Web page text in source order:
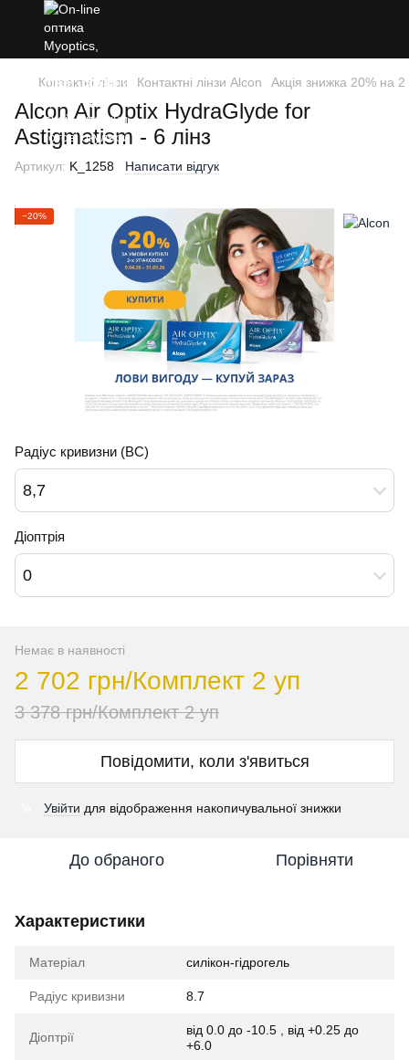
Контактні лінзи Контактні лінзи Alcon Акція знижка 20% на
Alcon Air Optix HydraGlyde for
Astigmatism - 6 лінз
Артикул: K_1258 Написати відгук
−20%
Радіус кривизни (BC)
8,7
Діоптрія
0
Немає в наявності
2 702 грн/Комплект 2 уп
3 378 грн/Комплект 2 уп
Повідомити, коли з'явиться
Увійти для відображення накопичувальної знижки
До обраного Порівняти
Характеристики
Матеріал силікон-гідрогель
Радіус кривизни 8.7
Діоптрії
від 0.0 до -10.5 , від +0.25 до
+6.0